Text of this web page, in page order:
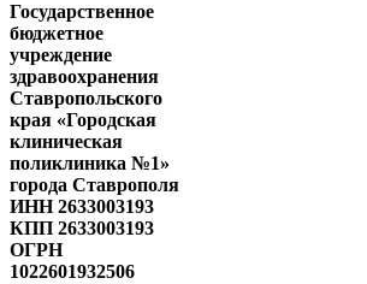
Государственное
бюджетное
учреждение
здравоохранения
Ставропольского
края «Городская
клиническая
поликлиника №1»
города Ставрополя
ИНН 2633003193
КПП 2633003193
ОГРН
1022601932506